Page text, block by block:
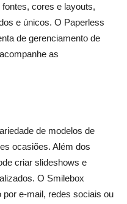
cores e layouts,
e únicos. O Paperless
de gerenciamento de
as
de modelos de
ocasiões. Além dos
criar slideshows e
O Smilebox
por e-mail, redes sociais ou